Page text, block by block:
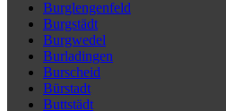
Burglengenfeld
Burgstädt
Burgwedel
Burladingen
Burscheid
Bürstadt
Buttstädt